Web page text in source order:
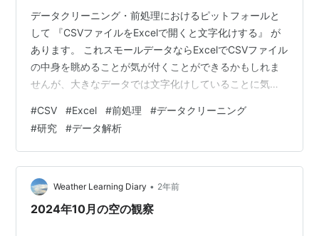
データクリーニング・前処理におけるピットフォールと
して 『CSVファイルをExcelで開くと文字化けする』 が
あります。 これスモールデータならExcelでCSVファイル
の中身を眺めることが気が付くことができるかもしれま
せんが、大きなデータでは文字化けしていることに気が
Excelで開くこと自体が重さ・効率の面で好ましいとは言
えなさそうなのですが） なので以下の問題が発生するこ
とに注意が必要です： CSVファイルをExcelで開く→文字
化けする→気が付かずに上書き保存する→文字化けした
データで解析を進めてしまう やはりデータは統計ソフト
（RやST…
#CSV #Excel #前処理 #データクリーニング
#研究 #データ解析
Weather Learning Diary • 2年前
2024年10月の空の観察